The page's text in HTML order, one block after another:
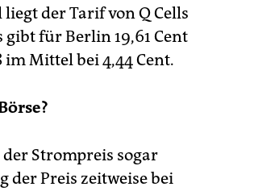
der Tarif von Q Cells
gibt für Berlin 19,61 Cent
im Mittel bei 4,44 Cent.
Strompreis sogar
der Preis zeitweise bei